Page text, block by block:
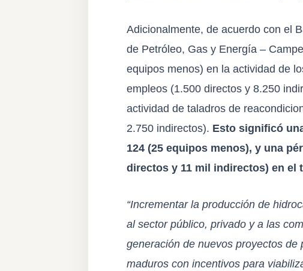
Adicionalmente, de acuerdo con el
de Petróleo, Gas y Energía –
equipos menos) en la actividad de
empleos (1.500 directos y 8.250
actividad de taladros de
2.750 indirectos). Esto significó
124 (25 equipos menos), y una
directos y 11 mil indirectos) en el
“Incrementar la producción de
al sector público, privado y a las
generación de nuevos proyectos
maduros con incentivos para